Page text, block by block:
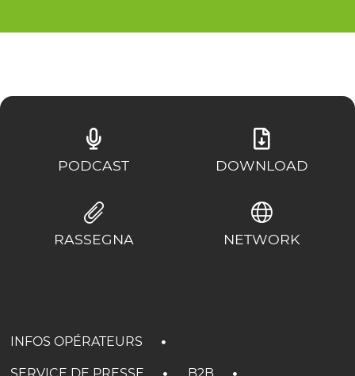
PODCAST DOWNLOAD
RASSEGNA NETWORK
INFOS OPÉRATEURS